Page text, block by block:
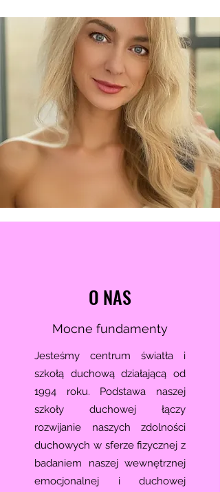
O NAS
Mocne fundamenty
Jesteśmy centrum światła i
szkołą duchową działającą od
1994 roku. Podstawa naszej
szkoły duchowej łączy
rozwijanie naszych zdolności
duchowych w sferze fizycznej z
badaniem naszej wewnętrznej
emocjonalnej i duchowej